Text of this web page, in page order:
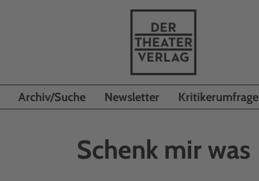
Archiv/Suche Newsletter Kritikerumfrage
Schenk mir was